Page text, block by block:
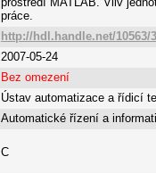
práce.
http://hdl.handle.net/10563/
2007-05-24
Bez omezení
Ústav automatizace a řídicí
Automatické řízení a
C